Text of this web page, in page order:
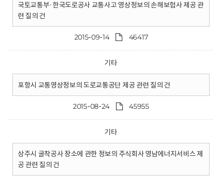
국토교통부·한국도로공사 교통사고 영상정보의 손해보험사 제공 관
련 질의 건
2015-09-14 46417
기타
포항시 교통영상정보의 도로교통공단 제공 관련 질의 건
2015-08-24 45955
기타
상주시 굴착공사 장소에 관한 정보의 주식회사 영남에너지서비스 제
공 관련 질의 건